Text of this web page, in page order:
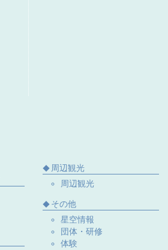
周辺観光
周辺観光
その他
星空情報
団体・研修
体験